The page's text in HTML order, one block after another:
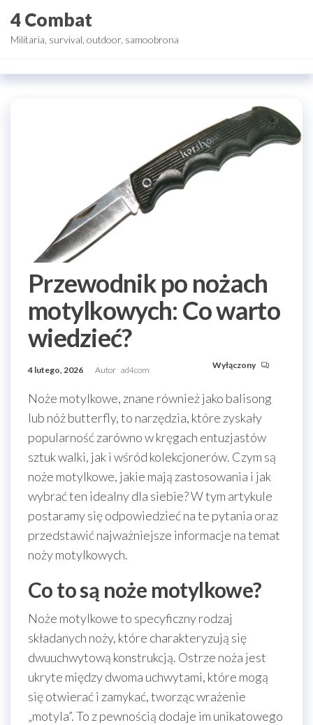
do
treści
4 Combat
Militaria, survival, outdoor, samoobrona
Przewodnik po nożach
motylkowych: Co warto
wiedzieć?
4 lutego, 2026 Autor ad4com Wyłączony
Noże motylkowe, znane również jako balisong
lub nóż butterfly, to narzędzia, które zyskały
popularność zarówno w kręgach entuzjastów
sztuk walki, jak i wśród kolekcjonerów. Czym są
noże motylkowe, jakie mają zastosowania i jak
wybrać ten idealny dla siebie? W tym artykule
postaramy się odpowiedzieć na te pytania oraz
przedstawić najważniejsze informacje na temat
noży motylkowych.
Co to są noże motylkowe?
Noże motylkowe to specyficzny rodzaj
składanych noży, które charakteryzują się
dwuuchwytową konstrukcją. Ostrze noża jest
ukryte między dwoma uchwytami, które mogą
się otwierać i zamykać, tworząc wrażenie
„motyla”. To z pewnością dodaje im unikatowego